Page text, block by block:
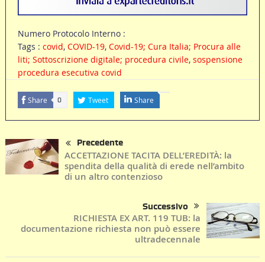
Numero Protocolo Interno :
Tags : covid, COVID-19, Covid-19; Cura Italia; Procura alle
liti; Sottoscrizione digitale; procedura civile, sospensione
procedura esecutiva covid
Share 0 Tweet Share
Precedente
ACCETTAZIONE TACITA DELL’EREDITÀ: la
spendita della qualità di erede nell’ambito
di un altro contenzioso
Successivo
RICHIESTA EX ART. 119 TUB: la
documentazione richiesta non può essere
ultradecennale